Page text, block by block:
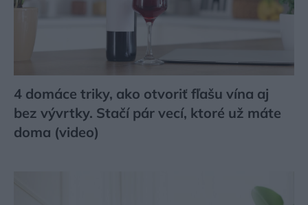
4 domáce triky, ako otvoriť fľašu vína aj
bez vývrtky. Stačí pár vecí, ktoré už máte
doma (video)